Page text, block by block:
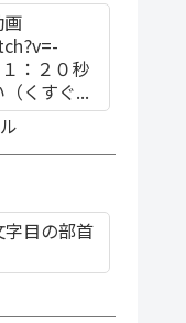
：２０秒
くすぐ...
目の部首